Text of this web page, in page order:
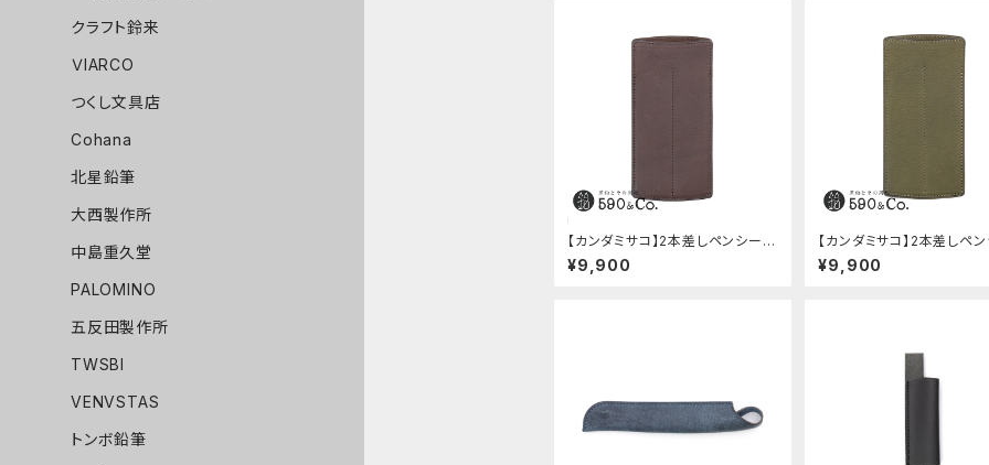
【カンダミサコ】2本差しペンシー
ス・ミネルバボックス (カスターニ
ョ)
¥9,900
【カンダミサコ】2本差しペ
ス・ミネルバボックス (オリ
¥9,900
クラフト鈴来
ＶIARCO
つくし文具店
Cohana
北星鉛筆
大西製作所
中島重久堂
PALOMINO
五反田製作所
TWSBI
VENVSTAS
トンボ鉛筆